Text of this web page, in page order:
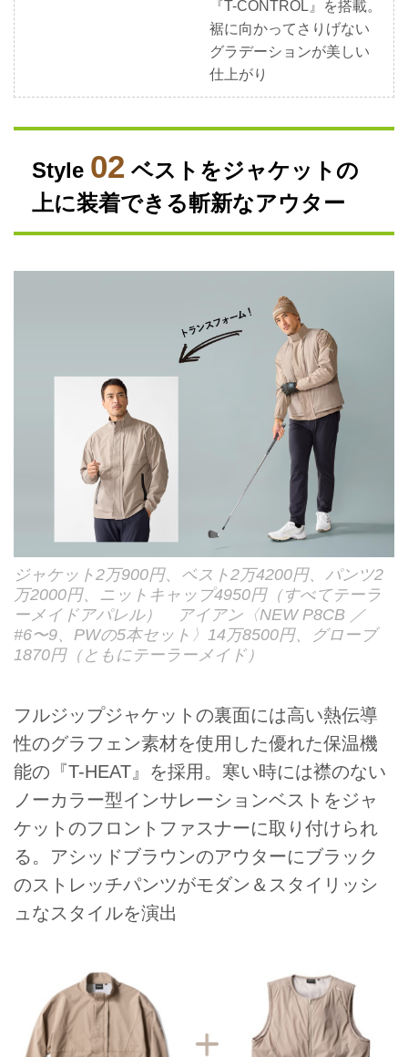
『T-CONTROL』を搭載。
裾に向かってさりげない
グラデーションが美しい
仕上がり
Style 02 ベストをジャケットの
上に装着できる斬新なアウター
ジャケット2万900円、ベスト2万4200円、パンツ2
万2000円、ニットキャップ4950円（すべてテーラ
ーメイドアパレル） アイアン〈NEW P8CB ／
#6〜9、PWの5本セット〉14万8500円、グローブ
1870円（ともにテーラーメイド）
フルジップジャケットの裏面には高い熱伝導
性のグラフェン素材を使用した優れた保温機
能の『T-HEAT』を採用。寒い時には襟のない
ノーカラー型インサレーションベストをジャ
ケットのフロントファスナーに取り付けられ
る。アシッドブラウンのアウターにブラック
のストレッチパンツがモダン＆スタイリッシ
ュなスタイルを演出